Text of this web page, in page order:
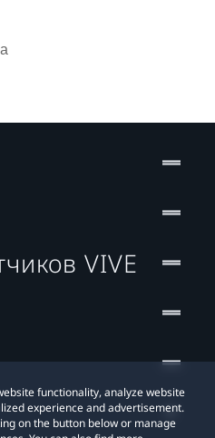
functionality, analyze website
experience and advertisement.
on the button below or manage
VIVE